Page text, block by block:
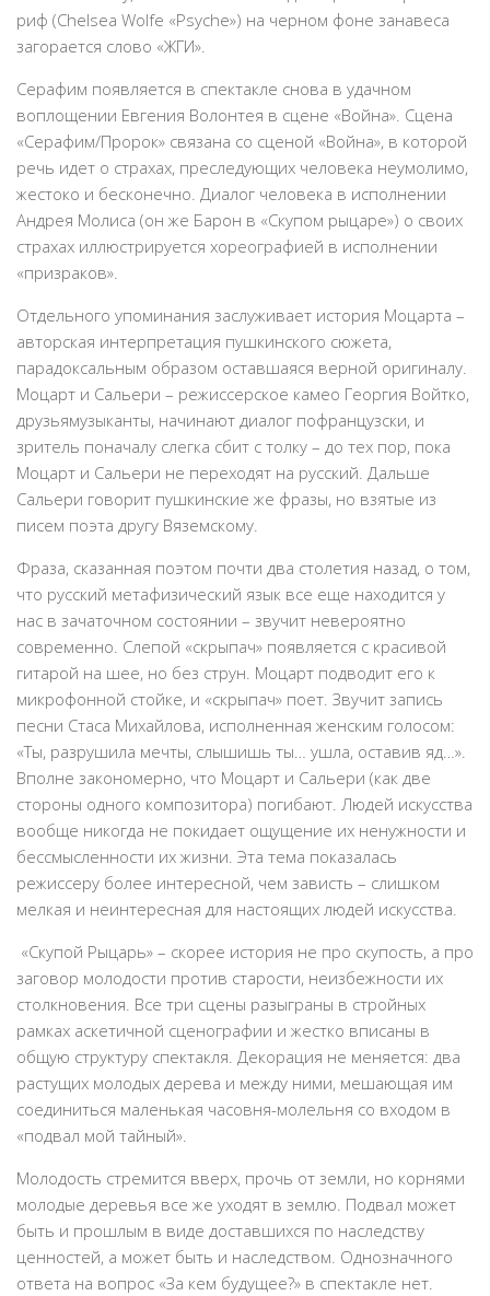
риф (Chelsea Wolfe «Psyche») на черном фоне занавеса
загорается слово «ЖГИ».
Серафим появляется в спектакле снова в удачном
воплощении Евгения Волонтея в сцене «Война». Сцена
«Серафим/Пророк» связана со сценой «Война», в которой
речь идет о страхах, преследующих человека неумолимо,
жестоко и бесконечно. Диалог человека в исполнении
Андрея Молиса (он же Барон в «Скупом рыцаре») о своих
страхах иллюстрируется хореографией в исполнении
«призраков».
Отдельного упоминания заслуживает история Моцарта –
авторская интерпретация пушкинского сюжета,
парадоксальным образом оставшаяся верной оригиналу.
Моцарт и Сальери – режиссерское камео Георгия Войтко,
друзьямузыканты, начинают диалог пофранцузски, и
зритель поначалу слегка сбит с толку – до тех пор, пока
Моцарт и Сальери не переходят на русский. Дальше
Сальери говорит пушкинские же фразы, но взятые из
писем поэта другу Вяземскому.
Фраза, сказанная поэтом почти два столетия назад, о том,
что русский метафизический язык все еще находится у
нас в зачаточном состоянии – звучит невероятно
современно. Слепой «скрыпач» появляется с красивой
гитарой на шее, но без струн. Моцарт подводит его к
микрофонной стойке, и «скрыпач» поет. Звучит запись
песни Стаса Михайлова, исполненная женским голосом:
«Ты, разрушила мечты, слышишь ты… ушла, оставив яд…».
Вполне закономерно, что Моцарт и Сальери (как две
стороны одного композитора) погибают. Людей искусства
вообще никогда не покидает ощущение их ненужности и
бессмысленности их жизни. Эта тема показалась
режиссеру более интересной, чем зависть – слишком
мелкая и неинтересная для настоящих людей искусства.
«Скупой Рыцарь» – скорее история не про скупость, а про
заговор молодости против старости, неизбежности их
столкновения. Все три сцены разыграны в стройных
рамках аскетичной сценографии и жестко вписаны в
общую структуру спектакля. Декорация не меняется: два
растущих молодых дерева и между ними, мешающая им
соединиться маленькая часовня-молельня со входом в
«подвал мой тайный».
Молодость стремится вверх, прочь от земли, но корнями
молодые деревья все же уходят в землю. Подвал может
быть и прошлым в виде доставшихся по наследству
ценностей, а может быть и наследством. Однозначного
ответа на вопрос «За кем будущее?» в спектакле нет.